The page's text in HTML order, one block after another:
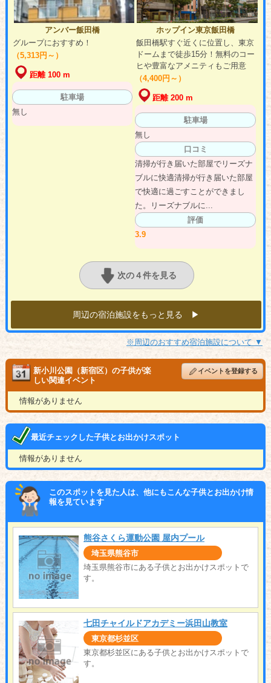
アンバー飯田橋
グループにおすすめ！
（5,313円～）
距離 100 m
駐車場
無し
ホップイン東京飯田橋
飯田橋駅すぐ近くに位置し、東京
ドームまで徒歩15分！無料のコー
ヒや豊富なアメニティもご用意
（4,400円～）
距離 200 m
駐車場
無し
口コミ
清掃が行き届いた部屋でリーズナ
ブルに快適清掃が行き届いた部屋
で快適に過ごすことができまし
た。リーズナブルに...
評価
3.9
次の４件を見る
周辺の宿泊施設をもっと見る ▶︎
※周辺のおすすめ宿泊施設について ▼
新小川公園（新宿区）の子供が楽
しい関連イベント
イベントを登録する
情報がありません
最近チェックした子供とお出かけスポット
情報がありません
このスポットを見た人は、他にもこんな子供とお出かけ情
報を見ています
熊谷さくら運動公園 屋内プール
埼玉県熊谷市
埼玉県熊谷市にある子供とお出かけスポットで
す。
七田チャイルドアカデミー浜田山教室
東京都杉並区
東京都杉並区にある子供とお出かけスポットで
す。